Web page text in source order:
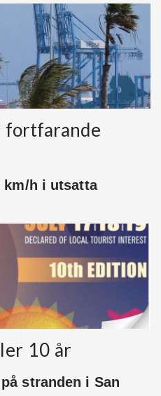
fortfarande
km/h i utsatta
10 år
stranden i San